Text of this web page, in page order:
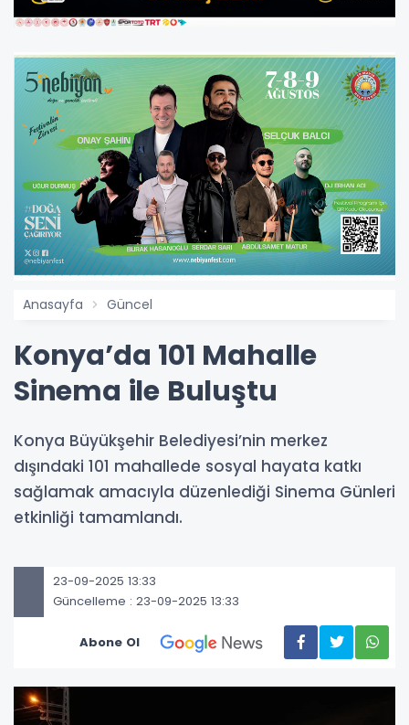
Anasayfa Güncel
Konya’da 101 Mahalle
Sinema ile Buluştu
Konya Büyükşehir Belediyesi’nin merkez
dışındaki 101 mahallede sosyal hayata katkı
sağlamak amacıyla düzenlediği Sinema Günleri
etkinliği tamamlandı.
23-09-2025 13:33
Güncelleme : 23-09-2025 13:33
Abone Ol